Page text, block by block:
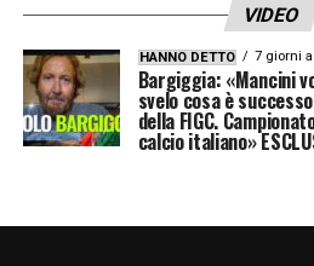
VIDEO
HANNO DETTO 7 giorni
Bargiggia: «Mancini
svelo cosa è
della FIGC.
calcio italiano»